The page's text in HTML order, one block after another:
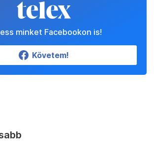
minket Facebookon is!
Követem!